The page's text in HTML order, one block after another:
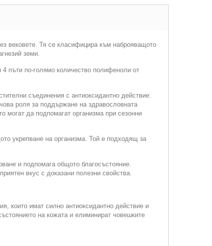
вековете. Тя се класифицира към наброяващото
земи.
пъти по-голямо количество полифеноли от
съединения с антиоксидантно действие.
роля за поддържане на здравословната
могат да подпомагат организма при сезонни
укрепване на организма. Той е подходящ за
и подпомага общото благосъстояние.
вкус с доказани полезни свойства.
които имат силно антиоксидантно действие и
на кожата и елиминират човешките